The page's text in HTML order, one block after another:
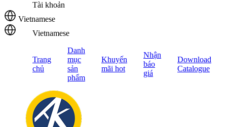
Tài khoản
Vietnamese
Vietnamese
Trang
chủ
Danh
mục
sản
phẩm
Khuyến
mãi hot
Nhận
báo
giá
Download
Catalogue